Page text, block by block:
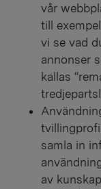
vår
till
vi se vad
annonser
kallas
samla in
av